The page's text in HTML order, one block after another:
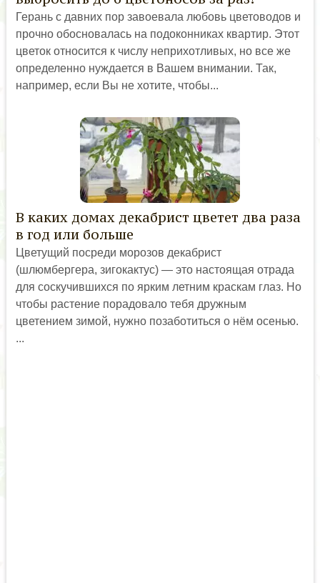
Герань с давних пор завоевала любовь цветоводов и
прочно обосновалась на подоконниках квартир. Этот
цветок относится к числу неприхотливых, но все же
определенно нуждается в Вашем внимании. Так,
например, если Вы не хотите, чтобы...
В каких домах декабрист цветет два раза
в год или больше
Цветущий посреди морозов декабрист
(шлюмбергера, зигокактус) — это настоящая отрада
для соскучившихся по ярким летним краскам глаз. Но
чтобы растение порадовало тебя дружным
цветением зимой, нужно позаботиться о нём осенью.
...